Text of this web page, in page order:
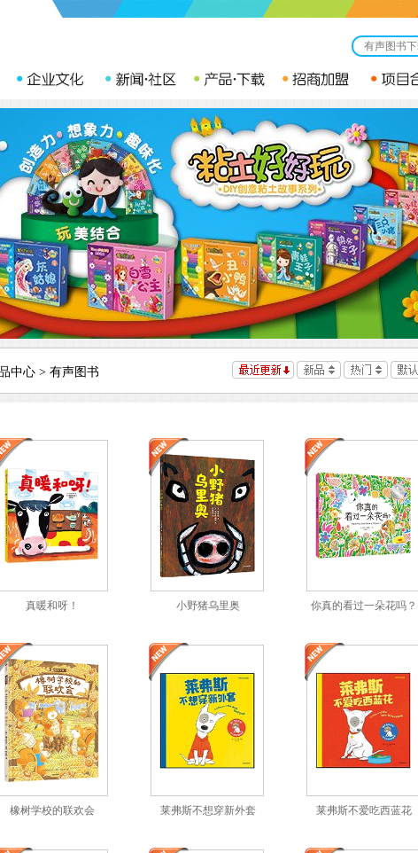
中心 > 有声图书
真暖和呀！ 小野猪乌里奥 你真的看过一朵花吗？
橡树学校的联欢会 莱弗斯不想穿新外套 莱弗斯不爱吃西蓝花